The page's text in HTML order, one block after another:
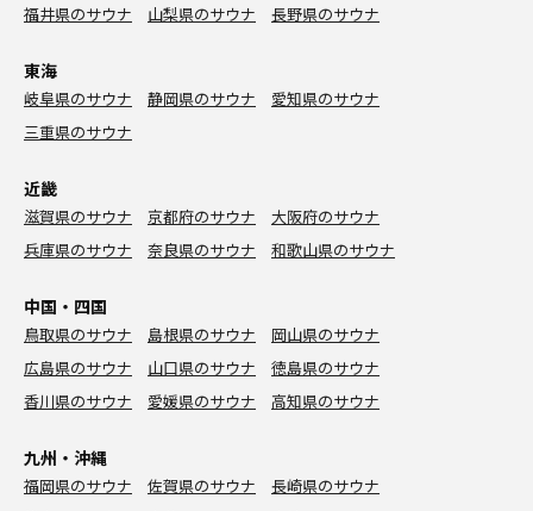
福井県のサウナ
山梨県のサウナ 長野県のサウナ
東海
岐阜県のサウナ 静岡県のサウナ
愛知県のサウナ
三重県のサウナ
近畿
滋賀県のサウナ 京都府のサウナ
大阪府のサウナ
兵庫県のサウナ
奈良県のサウナ 和歌山県のサウナ
中国・四国
鳥取県のサウナ 島根県のサウナ
岡山県のサウナ
広島県のサウナ
山口県のサウナ
徳島県のサウナ
香川県のサウナ
愛媛県のサウナ 高知県のサウナ
九州・沖縄
福岡県のサウナ 佐賀県のサウナ
長崎県のサウナ